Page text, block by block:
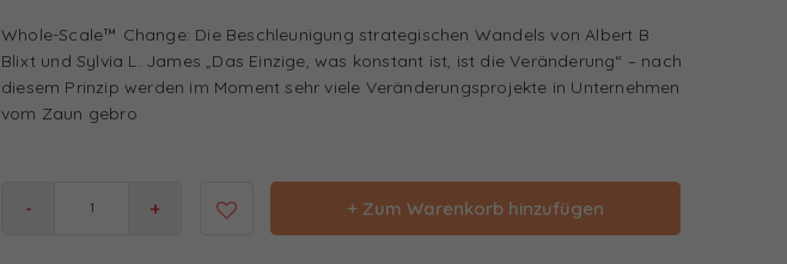
Whole-Scale™ Change: Die Beschleunigung strategischen Wandels von Albert B.
Blixt und Sylvia L. James „Das Einzige, was konstant ist, ist die Veränderung“ – nach
diesem Prinzip werden im Moment sehr viele Veränderungsprojekte in Unternehmen
vom Zaun gebro
- + + Zum Warenkorb hinzufügen